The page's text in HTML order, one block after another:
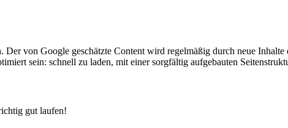
von Google geschätzte Content wird regelmäßig durch neue
sein: schnell zu laden, mit einer sorgfältig aufgebauten
gut laufen!